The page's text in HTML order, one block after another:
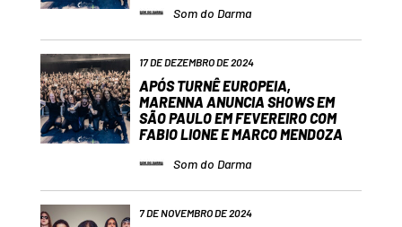
Som do Darma
17 DE DEZEMBRO DE 2024
APÓS TURNÊ EUROPEIA,
MARENNA ANUNCIA SHOWS EM
SÃO PAULO EM FEVEREIRO COM
FABIO LIONE E MARCO MENDOZA
Som do Darma
7 DE NOVEMBRO DE 2024